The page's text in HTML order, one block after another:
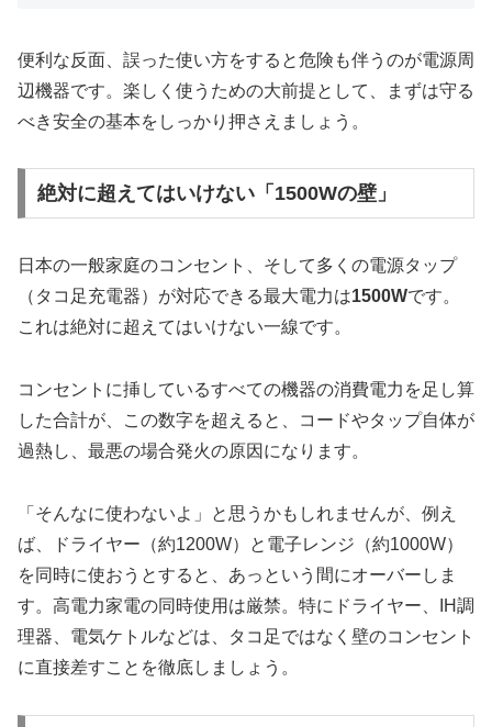
便利な反面、誤った使い方をすると危険も伴うのが電源周
辺機器です。楽しく使うための大前提として、まずは守る
べき安全の基本をしっかり押さえましょう。
絶対に超えてはいけない「1500Wの壁」
日本の一般家庭のコンセント、そして多くの電源タップ
（タコ足充電器）が対応できる最大電力は1500Wです。
これは絶対に超えてはいけない一線です。
コンセントに挿しているすべての機器の消費電力を足し算
した合計が、この数字を超えると、コードやタップ自体が
過熱し、最悪の場合発火の原因になります。
「そんなに使わないよ」と思うかもしれませんが、例え
ば、ドライヤー（約1200W）と電子レンジ（約1000W）
を同時に使おうとすると、あっという間にオーバーしま
す。高電力家電の同時使用は厳禁。特にドライヤー、IH調
理器、電気ケトルなどは、タコ足ではなく壁のコンセント
に直接差すことを徹底しましょう。